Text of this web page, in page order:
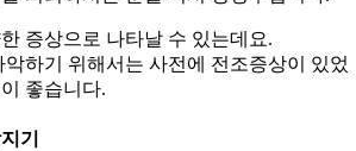
증상으로 나타날 수 있는데요.
하기 위해서는 사전에 전조증상이 있었
좋습니다.
기